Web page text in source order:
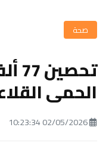
صحة
الحمى